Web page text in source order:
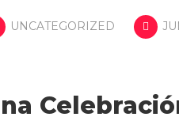
UNCATEGORIZED